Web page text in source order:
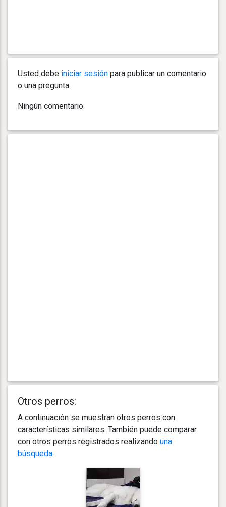
Usted debe iniciar sesión para publicar un comentario
o una pregunta.
Ningún comentario.
Otros perros:
A continuación se muestran otros perros con
características similares. También puede comparar
con otros perros registrados realizando una
búsqueda.